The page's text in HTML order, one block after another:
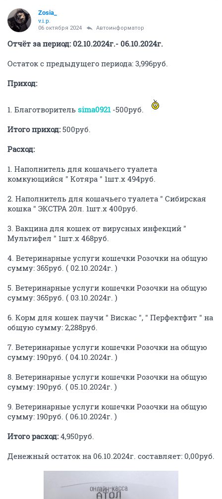
Zosia_
v.i.p.
06 октября 2024 Автоинформатор
Отчёт за период: 02.10.2024г.- 06.10.2024г.
Остаток с предыдущего периода: 3,996руб.
Приход:
1. Благотворитель sima0921 -500руб.
Итого приход:500руб.
Расход:
1. Наполнитель для кошачьего туалета
комкующийся " Котяра " 1шт.х 494руб.
2. Наполнитель для кошачьего туалета " Сибирская
кошка " ЭКСТРА 20л. 1шт.х 400руб.
3. Вакцина для кошек от вирусных инфекций "
Мультифел " 1шт.х 468руб.
4. Ветеринарные услуги кошечки Розочки на общую
сумму: 365руб. ( 02.10.2024г. )
5. Ветеринарные услуги кошечки Розочки на общую
сумму: 365руб. ( 03.10.2024г. )
6. Корм для кошек паучи " Вискас ", " Перфектфит " на
общую сумму: 2,288руб.
7. Ветеринарные услуги кошечки Розочки на общую
сумму: 190руб. ( 04.10.2024г. )
8. Ветеринарные услуги кошечки Розочки на общую
сумму: 190руб. ( 05.10.2024г. )
9. Ветеринарные услуги кошечки Розочки на общую
сумму: 190руб. ( 06.10.2024г. )
Итого расход:4,950руб.
Денежный остаток на 06.10.2024г. составляет: 0,00руб.